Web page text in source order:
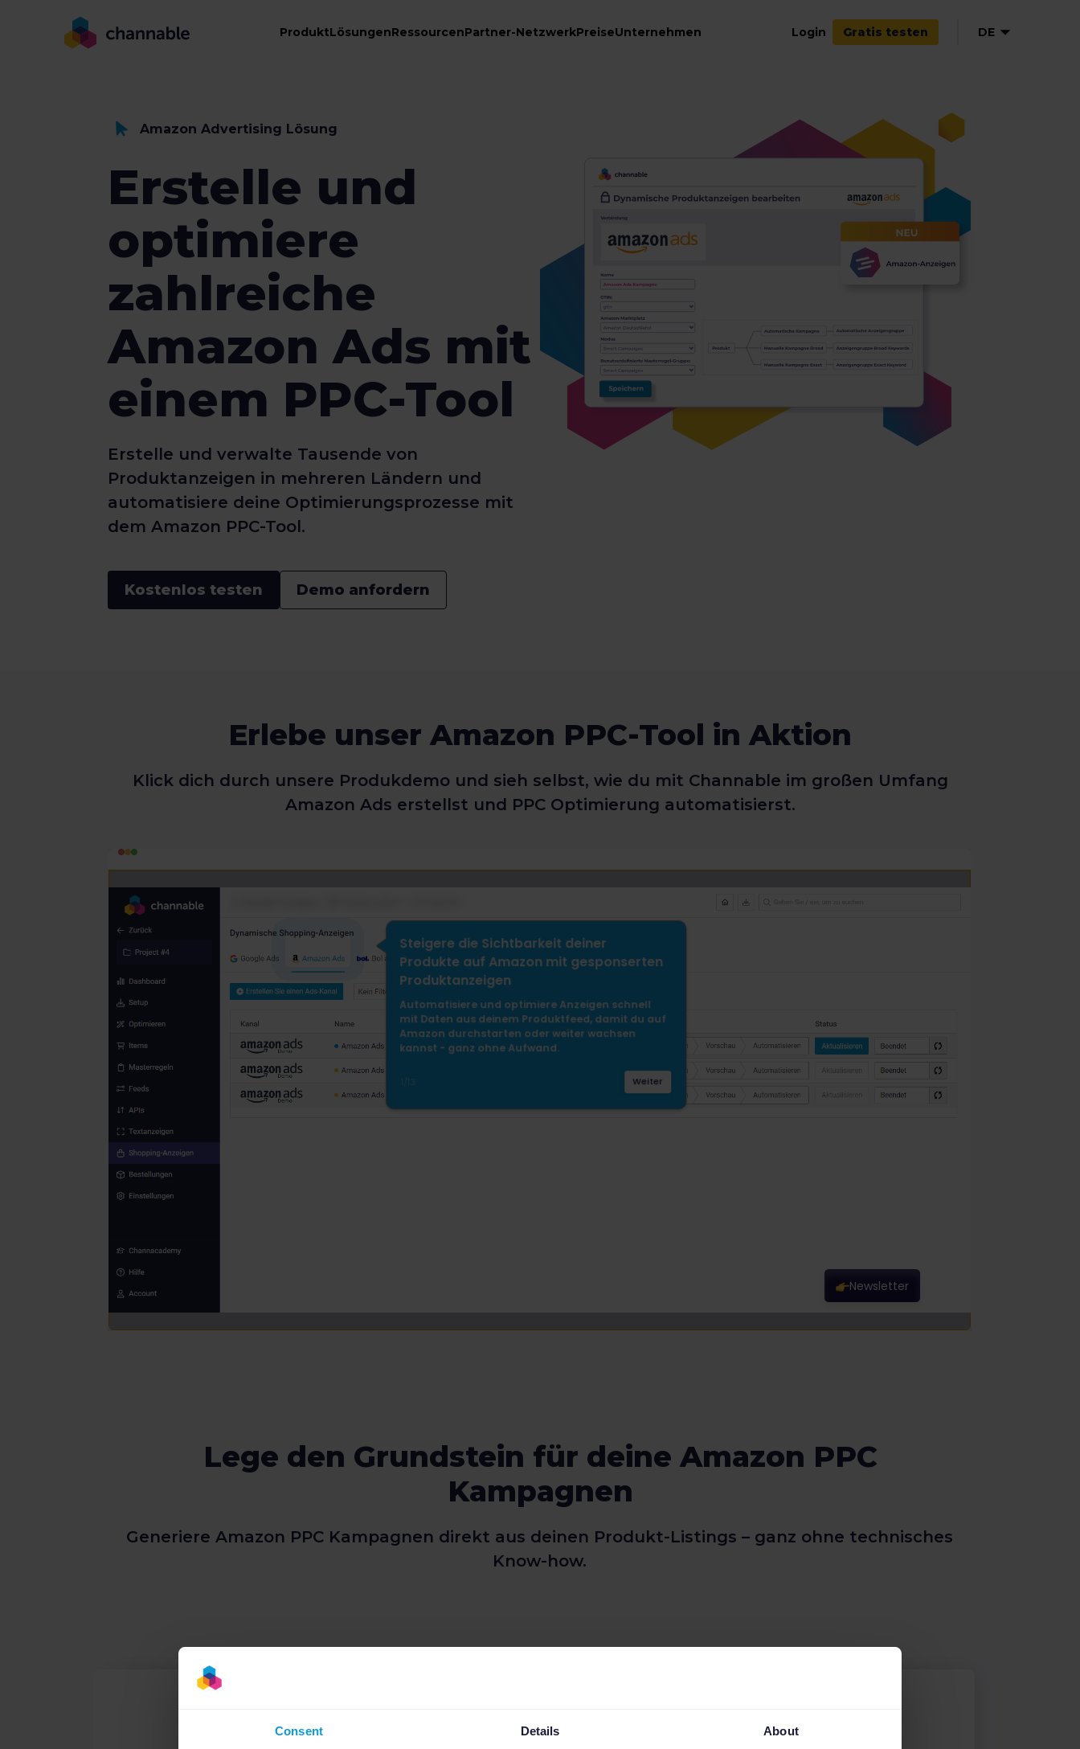
Consent Details About
ProduktLösungenRessourcenPartner-NetzwerkPreiseUnternehmen Login Gratis testen DE
Amazon Advertising Lösung
Erstelle und
optimiere
zahlreiche
Amazon Ads mit
einem PPC-Tool
Erstelle und verwalte Tausende von
Produktanzeigen in mehreren Ländern und
automatisiere deine Optimierungsprozesse mit
dem Amazon PPC-Tool.
Kostenlos testen Demo anfordern
Erlebe unser Amazon PPC-Tool in Aktion
Klick dich durch unsere Produkdemo und sieh selbst, wie du mit Channable im großen Umfang
Amazon Ads erstellst und PPC Optimierung automatisierst.
Lege den Grundstein für deine Amazon PPC
Kampagnen
Generiere Amazon PPC Kampagnen direkt aus deinen Produkt-Listings – ganz ohne technisches
Know-how.